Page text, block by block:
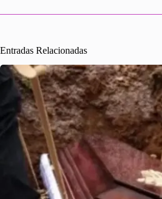
Entradas Relacionadas